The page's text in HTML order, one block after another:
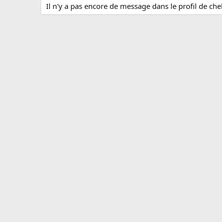
Il n'y a pas encore de message dans le profil de